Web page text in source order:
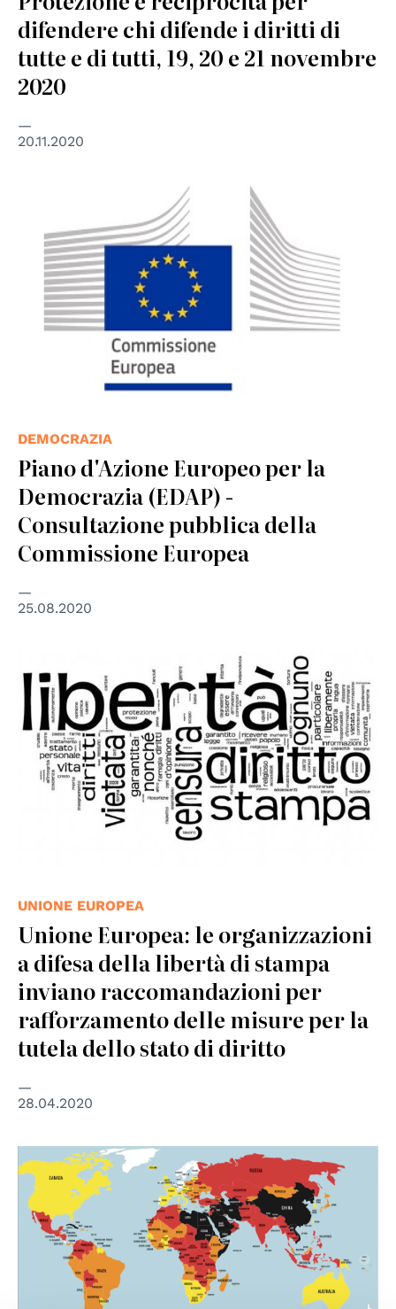
difendere chi difende i diritti di
tutte e di tutti, 19, 20 e 21 novembre
2020
20.11.2020
DEMOCRAZIA
Piano d'Azione Europeo per la
Democrazia (EDAP) -
Consultazione pubblica della
Commissione Europea
25.08.2020
UNIONE EUROPEA
Unione Europea: le organizzazioni
a difesa della libertà di stampa
inviano raccomandazioni per
rafforzamento delle misure per la
tutela dello stato di diritto
28.04.2020
© RSF